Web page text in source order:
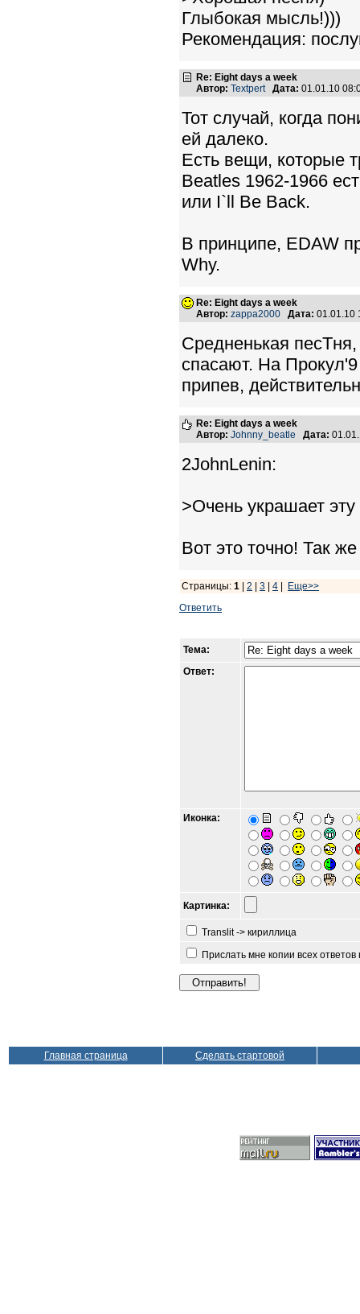
Глыбокая мысль!)))
Рекомендация:
Re: Eight days a week
Автор: Textpert Дата: 01.01.10
Тот случай, когда
ей далеко.
Есть вещи, которые
Beatles 1962-1966
или I`ll Be Back.
В принципе, EDAW
Why.
Re: Eight days a week
Автор: zappa2000 Дата:
Средненькая
спасают. На
припев,
Re: Eight days a week
Автор: Johnny_beatle Дата:
2JohnLenin:
>Очень украшает
Вот это точно! Так
Страницы: 1 2 3 4
Еще>>
Ответить
Тема:
Ответ:
Иконка:
Картинка:
Translit -> кириллица
Прислать мне копии всех
Главная страница Сделать стартовой